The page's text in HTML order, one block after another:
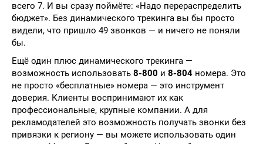
всего 7. И вы сразу поймёте: «Надо перераспределить
бюджет». Без динамического трекинга вы бы просто
видели, что пришло 49 звонков — и ничего не поняли
бы.
Ещё один плюс динамического трекинга —
возможность использовать 8-800 и 8-804 номера. Это
не просто «бесплатные» номера — это инструмент
доверия. Клиенты воспринимают их как
профессиональные, крупные компании. А для
рекламодателей это возможность получать звонки без
привязки к региону — вы можете использовать один